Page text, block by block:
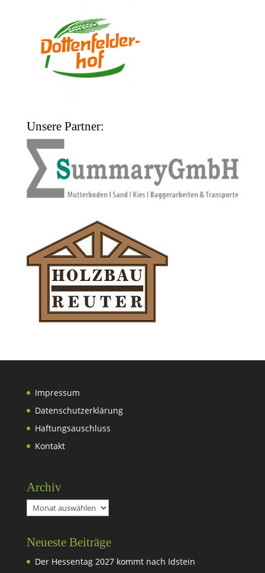
Unsere Partner:
Impressum
Datenschutzerklärung
Haftungsauschluss
Kontakt
Archiv
Archiv
Neueste Beiträge
Der Hessentag 2027 kommt nach Idstein